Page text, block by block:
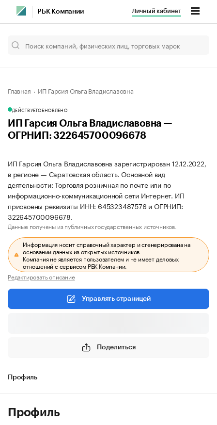
РБК Компании Личный кабинет
Главная ИП Гарсия Ольга Владиславовна
ДЕЙСТВУЕТОБНОВЛЕНО
ИП Гарсия Ольга Владиславовна —
ОГРНИП: 322645700096678
ИП Гарсия Ольга Владиславовна зарегистрирован 12.12.2022,
в регионе — Саратовская область. Основной вид
деятельности: Торговля розничная по почте или по
информационно-коммуникационной сети Интернет. ИП
присвоены реквизиты ИНН: 645323487576 и ОГРНИП:
322645700096678.
Данные получены из публичных государственных источников.
Информация носит справочный характер и сгенерирована на
основании данных из открытых источников.
Компания не является пользователем и не имеет деловых
отношений с сервисом РБК Компании.
Редактировать описание
Управлять страницей
Поделиться
Профиль
Профиль